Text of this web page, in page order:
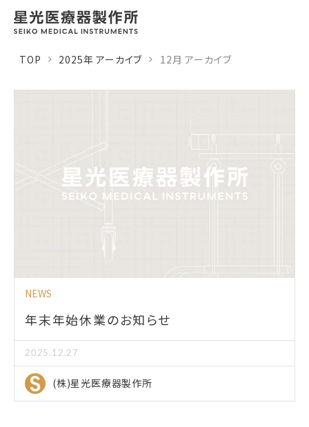
TOP 2025年 アーカイブ 12月 アーカイブ
NEWS
年末年始休業のお知らせ
2025.12.27
(株)星光医療器製作所